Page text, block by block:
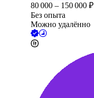
80 000 – 150 000 ₽
Без опыта
Можно удалённо